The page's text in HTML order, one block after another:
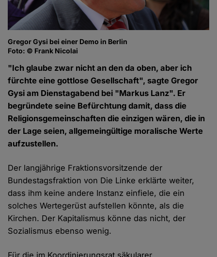
Gregor Gysi bei einer Demo in Berlin
Foto: © Frank Nicolai
"Ich glaube zwar nicht an den da oben, aber ich
fürchte eine gottlose Gesellschaft", sagte Gregor
Gysi am Dienstagabend bei "Markus Lanz". Er
begründete seine Befürchtung damit, dass die
Religionsgemeinschaften die einzigen wären, die in
der Lage seien, allgemeingültige moralische Werte
aufzustellen.
Der langjährige Fraktionsvorsitzende der
Bundestagsfraktion von Die Linke erklärte weiter,
dass ihm keine andere Instanz einfiele, die ein
solches Wertegerüst aufstellen könnte, als die
Kirchen. Der Kapitalismus könne das nicht, der
Sozialismus ebenso wenig.